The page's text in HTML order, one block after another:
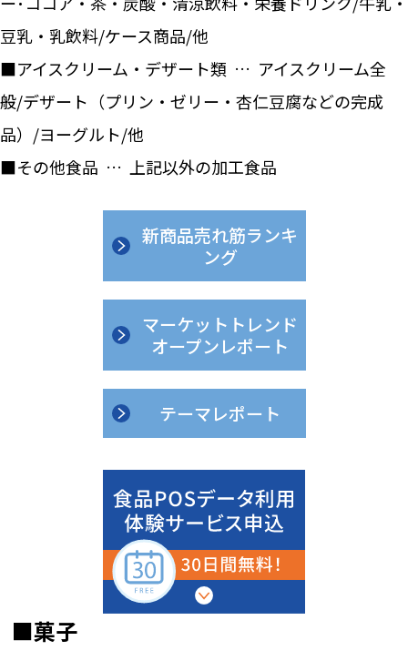
豆乳・乳飲料/ケース商品/他
■アイスクリーム・デザート類 … アイスクリーム全
般/デザート（プリン・ゼリー・杏仁豆腐などの完成
品）/ヨーグルト/他
■その他食品 … 上記以外の加工食品
新商品売れ筋ランキ
ング
マーケットトレンド
オープンレポート
テーマレポート
■菓子